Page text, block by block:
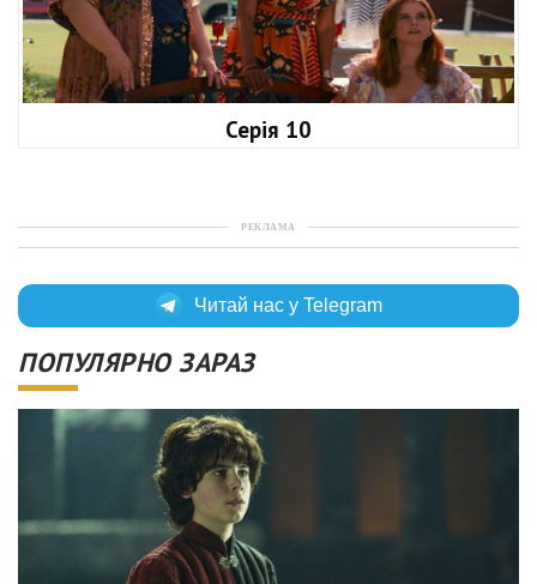
Серія 10
РЕКЛАМА
Читай нас у Telegram
ПОПУЛЯРНО ЗАРАЗ